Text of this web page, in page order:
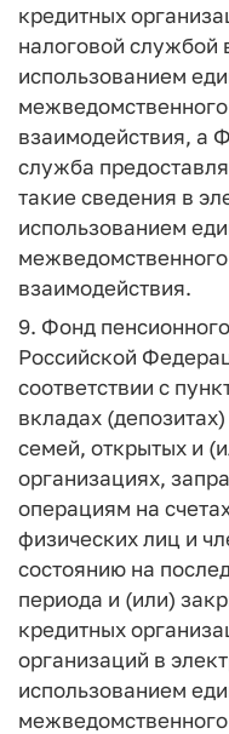
кредитных
налоговой службой
использованием
взаимодействия, а
служба
такие сведения в
использованием
взаимодействия.
9. Фонд
Российской
соответствии с
вкладах
семей, открытых и
организациях,
операциям на
физических лиц и
состоянию на
периода и (или)
кредитных
организаций в
использованием